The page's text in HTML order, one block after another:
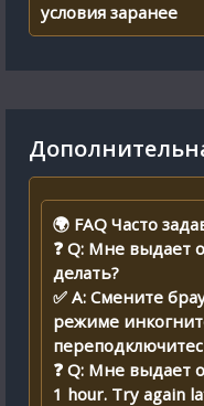
условия заранее
🌍 FAQ Часто
❓ Q: Мне выдает
делать?
✅ A: Смените
режиме
❓ Q: Мне выдает
1 hour. Try again